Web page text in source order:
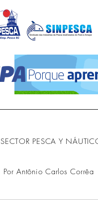
SECTOR PESCA Y
Por Antônio Carlos Corrêa